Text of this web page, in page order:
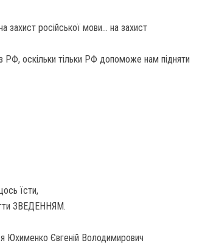
захист російської мови… на захист
РФ, оскільки тільки РФ допоможе нам підняти
їсти,
ЗВЕДЕННЯМ.
Юхименко Євгеній Володимирович